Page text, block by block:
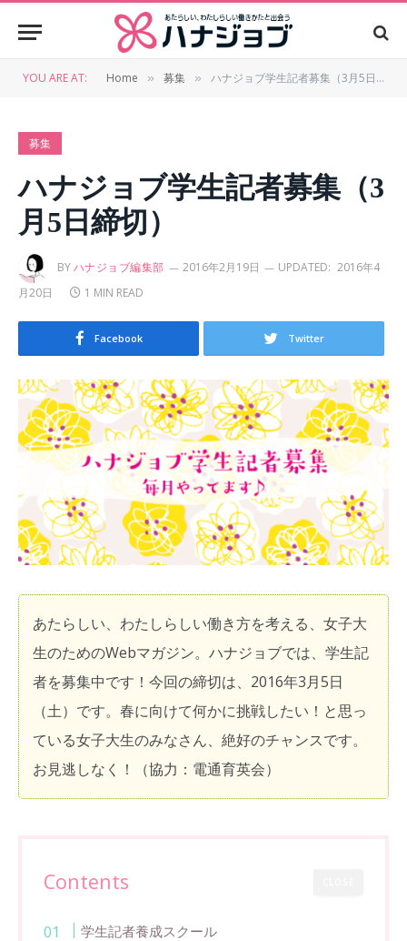
YOU ARE AT: Home » 募集 » ハナジョブ学生記者募集（3月5日締切）
募集
ハナジョブ学生記者募集（3
月5日締切）
BYハナジョブ編集部 2016年2月19日 UPDATED: 2016年4
月20日
1 MIN READ
Facebook Twitter
あたらしい、わたしらしい働き方を考える、女子大
生のためのWebマガジン。ハナジョブでは、学生記
者を募集中です！今回の締切は、2016年3月5日
（土）です。春に向けて何かに挑戦したい！と思っ
ている女子大生のみなさん、絶好のチャンスです。
お見逃しなく！（協力：電通育英会）
Contents
学生記者養成スクール